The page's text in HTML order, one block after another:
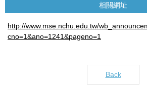
相關網址
http://www.mse.nchu.edu.tw/
cno=1&ano=1241&pageno=1
Back